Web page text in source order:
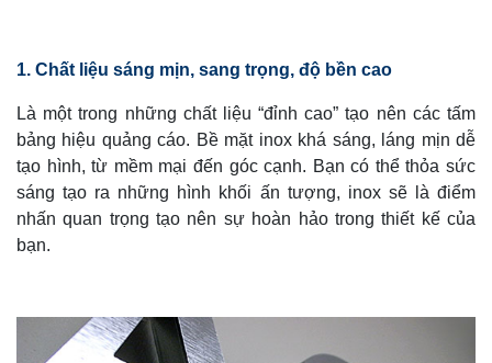
1. Chất liệu sáng mịn, sang trọng, độ bền cao
Là một trong những chất liệu “đỉnh cao” tạo nên các tấm
bảng hiệu quảng cáo. Bề mặt inox khá sáng, láng mịn dễ
tạo hình, từ mềm mại đến góc cạnh. Bạn có thể thỏa sức
sáng tạo ra những hình khối ấn tượng, inox sẽ là điểm
nhấn quan trọng tạo nên sự hoàn hảo trong thiết kế của
bạn.